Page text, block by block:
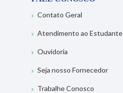
Contato Geral
Atendimento ao Estudante
Ouvidoria
Seja nosso Fornecedor
Trabalhe Conosco